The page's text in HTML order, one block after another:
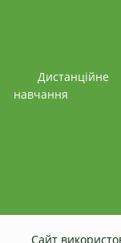
Дистанційне
навчання
Сайт